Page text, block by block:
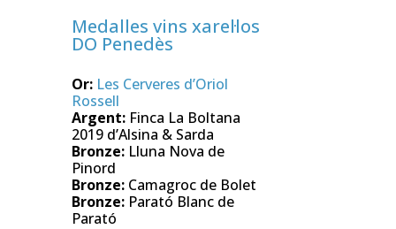
Medalles vins xarel·los
DO Penedès
Or: Les Cerveres d’Oriol
Rossell
Argent:Finca La Boltana
2019 d’Alsina & Sarda
Bronze:Lluna Nova de
Pinord
Bronze:Camagroc de Bolet
Bronze:Parató Blanc de
Parató